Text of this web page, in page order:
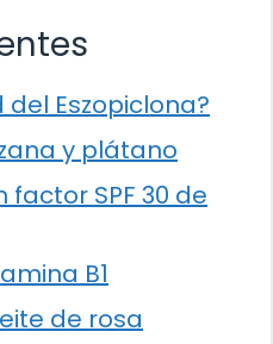
Eszopiclona?
y plátano
SPF 30 de
B1
de rosa